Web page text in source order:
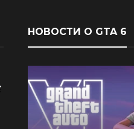
НОВОСТИ О GTA 6